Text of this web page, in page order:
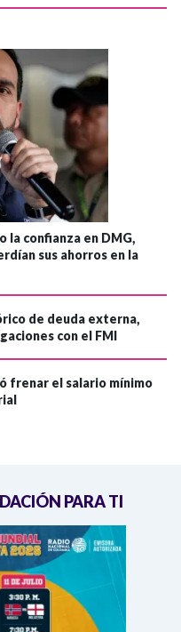
la confianza en DMG,
sus ahorros en la
de deuda externa,
con el FMI
frenar el salario mínimo
PARA TI